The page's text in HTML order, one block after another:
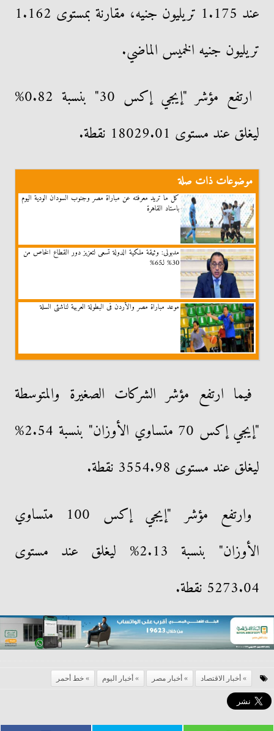
عند 1.175 تريليون جنيه، مقارنة بمستوى 1.162
تريليون جنيه الخميس الماضي.
ارتفع مؤشر "إيجي إكس 30" بنسبة 0.82%
ليغلق عند مستوى 18029.01 نقطة.
موضوعات ذات صلة
كل ما تريد معرفته عن مباراة مصر وجنوب السودان الودية اليوم
باستاد القاهرة
مدبولى: وثيقة ملكية الدولة تسعى لتعزيز دور القطاع الخاص من
30% لـ65%
موعد مباراة مصر والأردن فى البطولة العربية لناشئى السلة
فيما ارتفع مؤشر الشركات الصغيرة والمتوسطة
"إيجي إكس 70 متساوي الأوزان" بنسبة 2.54%
ليغلق عند مستوى 3554.98 نقطة.
وارتفع مؤشر "إيجي إكس 100 متساوي
الأوزان" بنسبة 2.13% ليغلق عند مستوى
5273.04 نقطة.
أخبار الاقتصاد أخبار مصر أخبار اليوم خط أحمر